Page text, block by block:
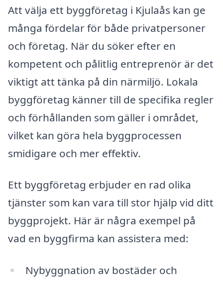
Att välja ett byggföretag i Kjulaås kan ge
många fördelar för både privatpersoner
och företag. När du söker efter en
kompetent och pålitlig entreprenör är det
viktigt att tänka på din närmiljö. Lokala
byggföretag känner till de specifika regler
och förhållanden som gäller i området,
vilket kan göra hela byggprocessen
smidigare och mer effektiv.
Ett byggföretag erbjuder en rad olika
tjänster som kan vara till stor hjälp vid ditt
byggprojekt. Här är några exempel på
vad en byggfirma kan assistera med:
Nybyggnation av bostäder och